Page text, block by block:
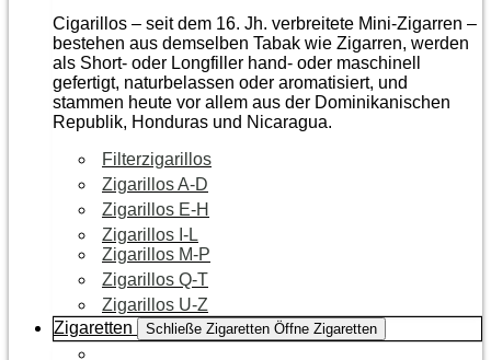
Cigarillos – seit dem 16. Jh. verbreitete Mini-Zigarren –
bestehen aus demselben Tabak wie Zigarren, werden
als Short- oder Longfiller hand- oder maschinell
gefertigt, naturbelassen oder aromatisiert, und
stammen heute vor allem aus der Dominikanischen
Republik, Honduras und Nicaragua.
Filterzigarillos
Zigarillos A-D
Zigarillos E-H
Zigarillos I-L
Zigarillos M-P
Zigarillos Q-T
Zigarillos U-Z
Zigaretten
Schließe Zigaretten Öffne Zigaretten